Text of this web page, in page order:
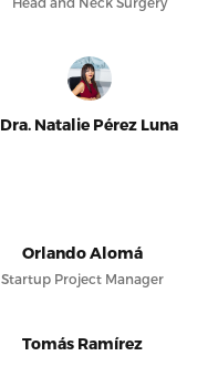
Dra. Natalie Pérez Luna
Orlando Alomá
Startup Project Manager
Tomás Ramírez